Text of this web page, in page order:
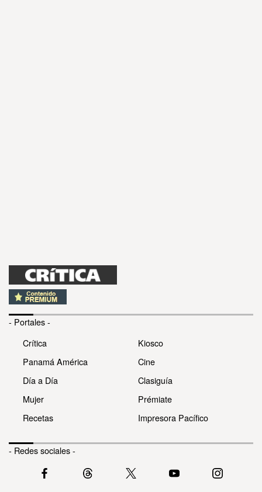
- Portales -
Crítica
Panamá América
Día a Día
Mujer
Recetas
Kiosco
Cine
Clasiguía
Prémiate
Impresora Pacífico
- Redes sociales -